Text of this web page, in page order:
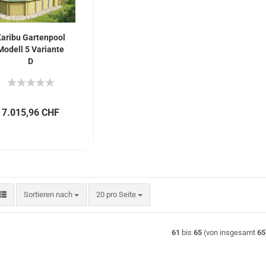
Gartenpool
5 Variante
D
7.015,96 CHF
Sortieren nach
Sortieren nach 20 pro Seite
pro Seite
61 bis 65(von insgesamt 65